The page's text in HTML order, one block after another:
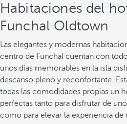
Habitaciones del
Funchal Oldtown
Las elegantes y modernas
centro de Funchal cuentan con
unos días memorables en la isla
descanso pleno y reconfortante.
todas las comodidades propias un
perfectas tanto para disfrutar de
como para elevar la experiencia de